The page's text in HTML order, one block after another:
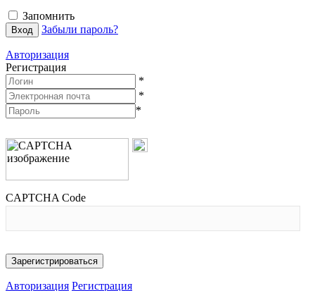
Запомнить
Забыли пароль?
Авторизация
Регистрация
*
*
*
CAPTCHA Code
Авторизация Регистрация